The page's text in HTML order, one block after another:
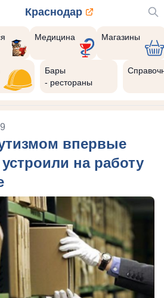
Краснодар
Медицина Магазины
Бары
- рестораны
впервые
на работу